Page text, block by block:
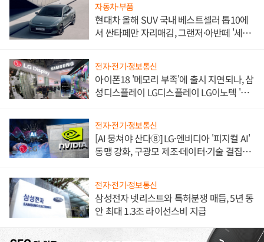
자동차·부품
현대차 올해 SUV 국내 베스트셀러 톱10에
서 싼타페만 자리매김, 그랜저·아반떼 '세단
전자·전기·정보통신
아이폰18 '메모리 부족'에 출시 지연되나, 삼
성디스플레이 LG디스플레이 LG이노텍 '탈
전자·전기·정보통신
[AI 뭉쳐야 산다⑧] LG·엔비디아 '피지컬 AI'
동맹 강화, 구광모 제조·데이터·기술 결집
전자·전기·정보통신
삼성전자 넷리스트와 특허분쟁 매듭, 5년 동
안 최대 1.3조 라이선스비 지급